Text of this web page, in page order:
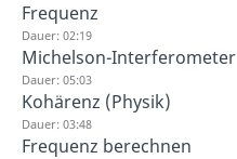
Frequenz
Dauer: 02:19
Michelson-Interferometer
Dauer: 05:03
Kohärenz (Physik)
Dauer: 03:48
Frequenz berechnen